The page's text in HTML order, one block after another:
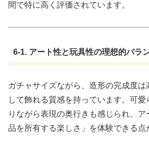
間で特に高く評価されています。
6-1. アート性と玩具性の理想的バラ
ガチャサイズながら、造形の完成度は
して飾れる質感を持っています。可
りながら表現の奥行きも感じられ、
品を所有する楽しさ」を体験できる点